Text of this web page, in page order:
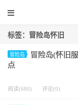
标签：冒险岛怀旧
冒险岛
冒险岛(怀旧
点
阅读(680) 评论(0)